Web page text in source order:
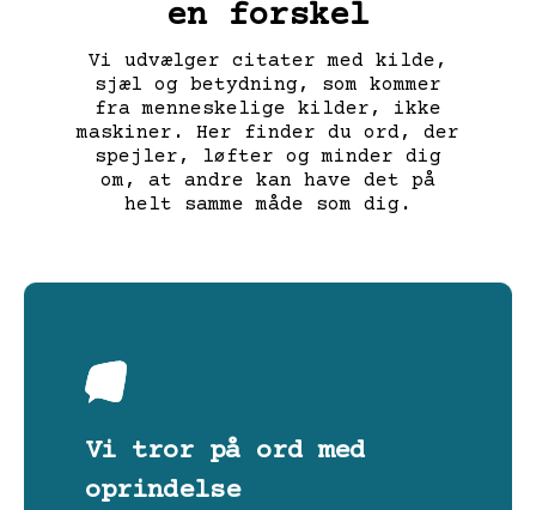
en forskel
Vi udvælger citater med kilde,
sjæl og betydning, som kommer
fra menneskelige kilder, ikke
maskiner. Her finder du ord, der
spejler, løfter og minder dig
om, at andre kan have det på
helt samme måde som dig.
Vi tror på ord med
oprindelse